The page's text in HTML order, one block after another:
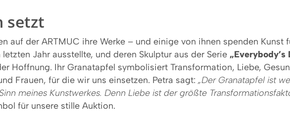
setzt
auf der ARTMUC ihre Werke – und einige von ihnen spenden Kunst
Jahr ausstellte, und deren Skulptur aus der Serie „Everybody’s
Hoffnung. Ihr Granatapfel symbolisiert Transformation, Liebe,
Frauen, für die wir uns einsetzen. Petra sagt: „Der Granatapfel ist
meines Kunstwerkes. Denn Liebe ist der größte
für unsere stille Auktion.